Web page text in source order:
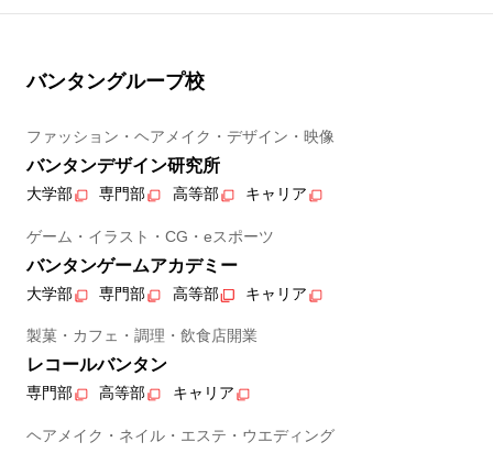
バンタングループ校
ファッション・ヘアメイク・デザイン・映像
バンタンデザイン研究所
大学部 専門部 高等部 キャリア
ゲーム・イラスト・CG・eスポーツ
バンタンゲームアカデミー
大学部 専門部 高等部 キャリア
製菓・カフェ・調理・飲食店開業
レコールバンタン
専門部 高等部 キャリア
ヘアメイク・ネイル・エステ・ウエディング